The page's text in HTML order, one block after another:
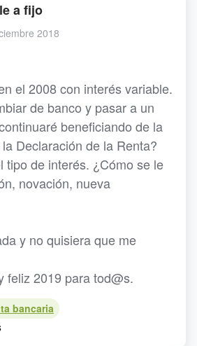
a fijo
2018
el 2008 con interés variable.
de banco y pasar a un
beneficiando de la
Declaración de la Renta?
tipo de interés. ¿Cómo se le
novación, nueva
y no quisiera que me
feliz 2019 para tod@s.
bancaria